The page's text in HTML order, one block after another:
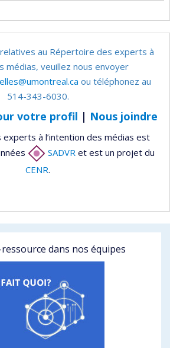
au Répertoire des experts à
médias, veuillez nous envoyer
ou téléphonez au
514-343-6030.
votre profil | Nous joindre
à l’intention des médias est
SADVR et est un projet du
CENR.
dans nos équipes